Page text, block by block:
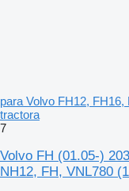
para Volvo FH12,
tractora
7
Volvo FH (01.05-)
NH12, FH, VNL780